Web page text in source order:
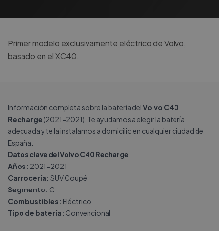
Primer modelo exclusivamente eléctrico de Volvo,
basado en el XC40.
Información completa sobre la batería delVolvo C40
Recharge (2021-2021). Te ayudamos a elegir la batería
adecuada y te la instalamos a domicilio en cualquier ciudad de
España.
Datos clave del Volvo C40 Recharge
Años: 2021-2021
Carrocería: SUV Coupé
Segmento: C
Combustibles: Eléctrico
Tipo de batería: Convencional